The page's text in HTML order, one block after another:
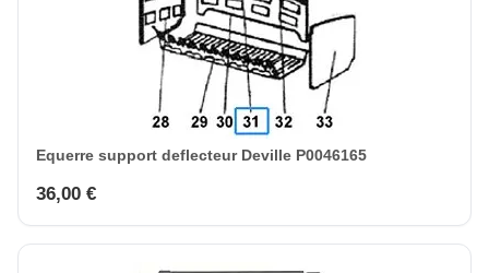
Equerre support deflecteur Deville P0046165
36,00 €